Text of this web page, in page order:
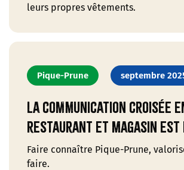
leurs propres vêtements.
Pique-Prune septembre
La communication croisée
restaurant et magasin est
Faire connaître Pique-Prune,
faire.